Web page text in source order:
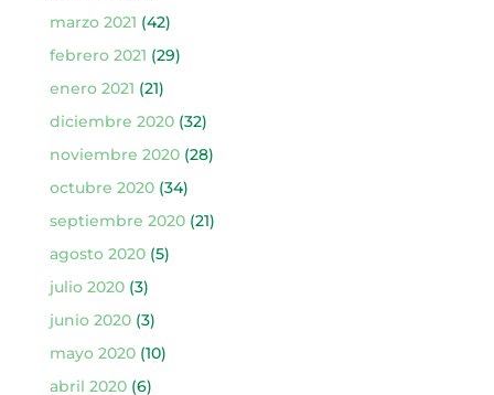
marzo 2021 (42)
febrero 2021 (29)
enero 2021 (21)
diciembre 2020(32)
noviembre 2020(28)
octubre 2020(34)
septiembre 2020(21)
agosto 2020(5)
julio 2020(3)
junio 2020(3)
mayo 2020(10)
abril 2020(6)